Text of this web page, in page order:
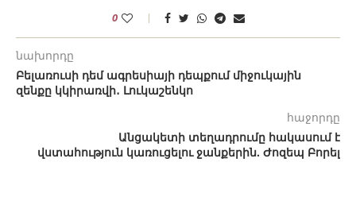
0
նախորդը
Բելառուսի դեմ ագրեսիայի դեպքում միջուկային
զենքը կկիրառվի․ Լուկաշենկո
հաջորդը
Անցակետի տեղադրումը հակասում է
վստահություն կառուցելու ջանքերին. Ժոզեպ Բորել